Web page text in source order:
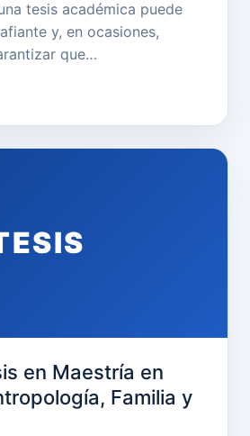
tesis académica puede
y, en ocasiones,
que…
en Maestría en
Familia y